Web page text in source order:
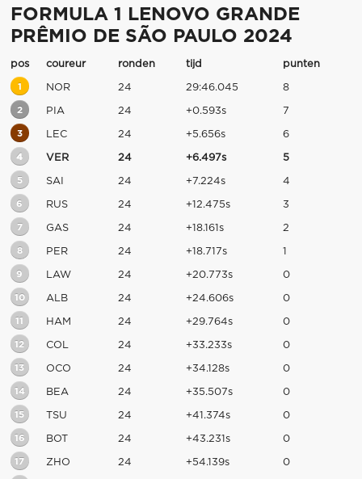
FORMULA 1 LENOVO GRANDE
PRÊMIO DE SÃO PAULO 2024
pos coureur ronden tijd punten
1 NOR 24 29:46.045 8
2 PIA 24 +0.593s 7
3 LEC 24 +5.656s 6
4 VER 24 +6.497s 5
5 SAI 24 +7.224s 4
6 RUS 24 +12.475s 3
7 GAS 24 +18.161s 2
8 PER 24 +18.717s 1
9 LAW 24 +20.773s 0
10 ALB 24 +24.606s 0
11 HAM 24 +29.764s 0
12 COL 24 +33.233s 0
13 OCO 24 +34.128s 0
14 BEA 24 +35.507s 0
15 TSU 24 +41.374s 0
16 BOT 24 +43.231s 0
17 ZHO 24 +54.139s 0